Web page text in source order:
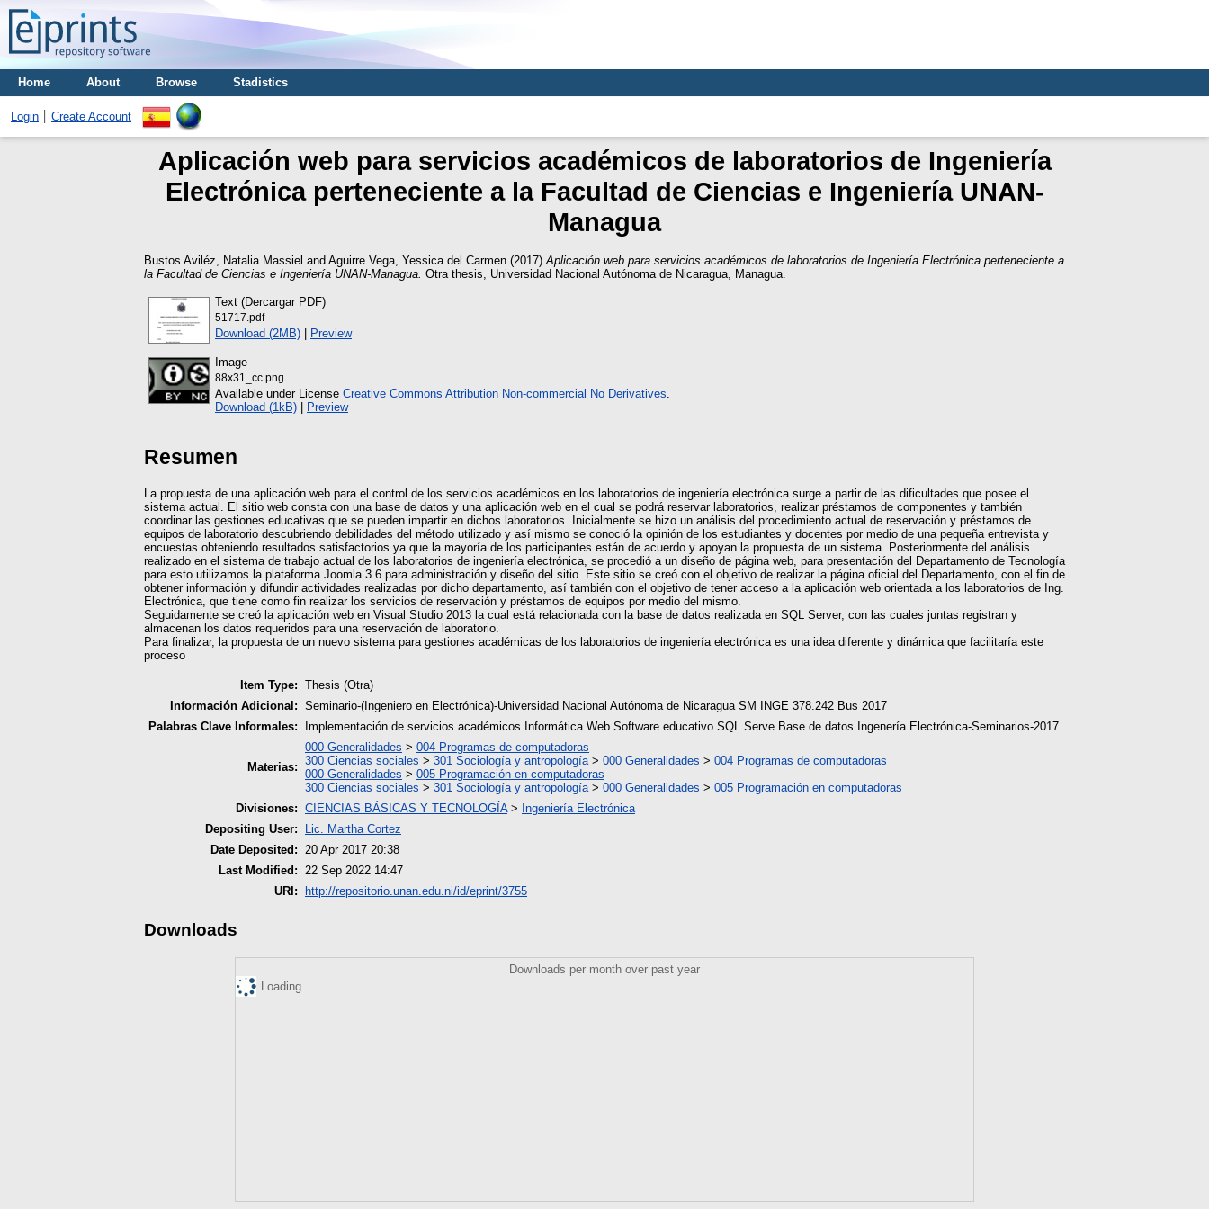
Home About Browse Stadistics
Login Create Account
Aplicación web para servicios académicos de laboratorios de Ingeniería
Electrónica perteneciente a la Facultad de Ciencias e Ingeniería UNAN-
Managua
Bustos Aviléz, Natalia Massiel and Aguirre Vega, Yessica del Carmen (2017) Aplicación web para servicios académicos de laboratorios de Ingeniería Electrónica perteneciente a
la Facultad de Ciencias e Ingeniería UNAN-Managua. Otra thesis, Universidad Nacional Autónoma de Nicaragua, Managua.
Text (Dercargar PDF)
51717.pdf
Download (2MB) | Preview
Image
88x31_cc.png
Available under License Creative Commons Attribution Non-commercial No Derivatives
Download (1kB) | Preview
Resumen
La propuesta de una aplicación web para el control de los servicios académicos en los laboratorios de ingeniería electrónica surge a partir de las dificultades que posee el
sistema actual. El sitio web consta con una base de datos y una aplicación web en el cual se podrá reservar laboratorios, realizar préstamos de componentes y también
coordinar las gestiones educativas que se pueden impartir en dichos laboratorios. Inicialmente se hizo un análisis del procedimiento actual de reservación y préstamos de
equipos de laboratorio descubriendo debilidades del método utilizado y así mismo se conoció la opinión de los estudiantes y docentes por medio de una pequeña entrevista y
encuestas obteniendo resultados satisfactorios ya que la mayoría de los participantes están de acuerdo y apoyan la propuesta de un sistema. Posteriormente del análisis
realizado en el sistema de trabajo actual de los laboratorios de ingeniería electrónica, se procedió a un diseño de página web, para presentación del Departamento de Tecnología
para esto utilizamos la plataforma Joomla 3.6 para administración y diseño del sitio. Este sitio se creó con el objetivo de realizar la página oficial del Departamento, con el fin de
obtener información y difundir actividades realizadas por dicho departamento, así también con el objetivo de tener acceso a la aplicación web orientada a los laboratorios de Ing.
Electrónica, que tiene como fin realizar los servicios de reservación y préstamos de equipos por medio del mismo.
Seguidamente se creó la aplicación web en Visual Studio 2013 la cual está relacionada con la base de datos realizada en SQL Server, con las cuales juntas registran y
almacenan los datos requeridos para una reservación de laboratorio.
Para finalizar, la propuesta de un nuevo sistema para gestiones académicas de los laboratorios de ingeniería electrónica es una idea diferente y dinámica que facilitaría este
proceso
Item Type: Thesis (Otra)
Información Adicional: Seminario-(Ingeniero en Electrónica)-Universidad Nacional Autónoma de Nicaragua SM INGE 378.242 Bus 2017
Palabras Clave Informales:
Implementación de servicios académicos Informática Web Software educativo SQL Serve Base de datos Ingenería Electrónica-Seminarios-2017
Materias:
000 Generalidades > 004 Programas de computadoras
300 Ciencias sociales > 301 Sociología y antropología > 000 Generalidades > 004 Programas de computadoras
000 Generalidades > 005 Programación en computadoras
300 Ciencias sociales > 301 Sociología y antropología > 000 Generalidades > 005 Programación en computadoras
Divisiones: CIENCIAS BÁSICAS Y TECNOLOGÍA> Ingeniería Electrónica
Depositing User:
Lic. Martha Cortez
Date Deposited:
20 Apr 2017 20:38
Last Modified:
22 Sep 2022 14:47
URI:
http://repositorio.unan.edu.ni/id/eprint/3755
Downloads
Downloads per month over past year
Loading...